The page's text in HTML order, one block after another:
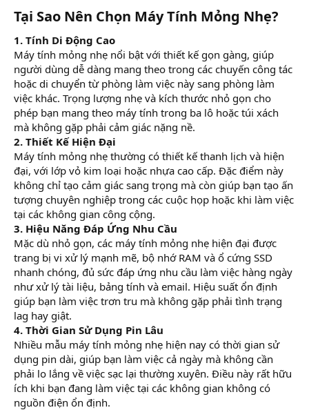
Tại Sao Nên Chọn Máy Tính Mỏng Nhẹ?​
1. Tính Di Động Cao
Máy tính mỏng nhẹ nổi bật với thiết kế gọn gàng, giúp
người dùng dễ dàng mang theo trong các chuyến công tác
hoặc di chuyển từ phòng làm việc này sang phòng làm
việc khác. Trọng lượng nhẹ và kích thước nhỏ gọn cho
phép bạn mang theo máy tính trong ba lô hoặc túi xách
mà không gặp phải cảm giác nặng nề.
2. Thiết Kế Hiện Đại
Máy tính mỏng nhẹ thường có thiết kế thanh lịch và hiện
đại, với lớp vỏ kim loại hoặc nhựa cao cấp. Đặc điểm này
không chỉ tạo cảm giác sang trọng mà còn giúp bạn tạo ấn
tượng chuyên nghiệp trong các cuộc họp hoặc khi làm việc
tại các không gian công cộng.
3. Hiệu Năng Đáp Ứng Nhu Cầu
Mặc dù nhỏ gọn, các máy tính mỏng nhẹ hiện đại được
trang bị vi xử lý mạnh mẽ, bộ nhớ RAM và ổ cứng SSD
nhanh chóng, đủ sức đáp ứng nhu cầu làm việc hàng ngày
như xử lý tài liệu, bảng tính và email. Hiệu suất ổn định
giúp bạn làm việc trơn tru mà không gặp phải tình trạng
lag hay giật.
4. Thời Gian Sử Dụng Pin Lâu
Nhiều mẫu máy tính mỏng nhẹ hiện nay có thời gian sử
dụng pin dài, giúp bạn làm việc cả ngày mà không cần
phải lo lắng về việc sạc lại thường xuyên. Điều này rất hữu
ích khi bạn đang làm việc tại các không gian không có
nguồn điện ổn định.